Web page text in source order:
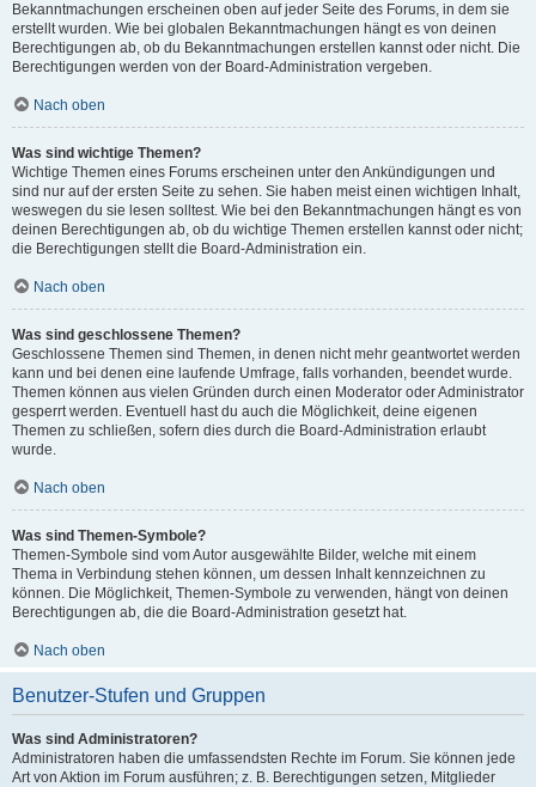
Bekanntmachungen erscheinen oben auf jeder Seite des Forums, in dem sie
erstellt wurden. Wie bei globalen Bekanntmachungen hängt es von deinen
Berechtigungen ab, ob du Bekanntmachungen erstellen kannst oder nicht. Die
Berechtigungen werden von der Board-Administration vergeben.
Nach oben
Was sind wichtige Themen?
Wichtige Themen eines Forums erscheinen unter den Ankündigungen und
sind nur auf der ersten Seite zu sehen. Sie haben meist einen wichtigen Inhalt,
weswegen du sie lesen solltest. Wie bei den Bekanntmachungen hängt es von
deinen Berechtigungen ab, ob du wichtige Themen erstellen kannst oder nicht;
die Berechtigungen stellt die Board-Administration ein.
Nach oben
Was sind geschlossene Themen?
Geschlossene Themen sind Themen, in denen nicht mehr geantwortet werden
kann und bei denen eine laufende Umfrage, falls vorhanden, beendet wurde.
Themen können aus vielen Gründen durch einen Moderator oder Administrator
gesperrt werden. Eventuell hast du auch die Möglichkeit, deine eigenen
Themen zu schließen, sofern dies durch die Board-Administration erlaubt
wurde.
Nach oben
Was sind Themen-Symbole?
Themen-Symbole sind vom Autor ausgewählte Bilder, welche mit einem
Thema in Verbindung stehen können, um dessen Inhalt kennzeichnen zu
können. Die Möglichkeit, Themen-Symbole zu verwenden, hängt von deinen
Berechtigungen ab, die die Board-Administration gesetzt hat.
Nach oben
Benutzer-Stufen und Gruppen
Was sind Administratoren?
Administratoren haben die umfassendsten Rechte im Forum. Sie können jede
Art von Aktion im Forum ausführen; z. B. Berechtigungen setzen, Mitglieder